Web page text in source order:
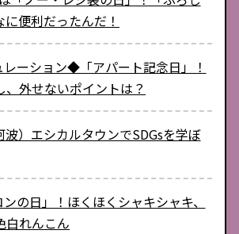
便利だったんだ！
ーション◆「アパート記念日」！
外せないポイントは？
波）エシカルタウンでSDGsを学ぼ
ンの日」！ほくほくシャキシャキ、
白れんこん